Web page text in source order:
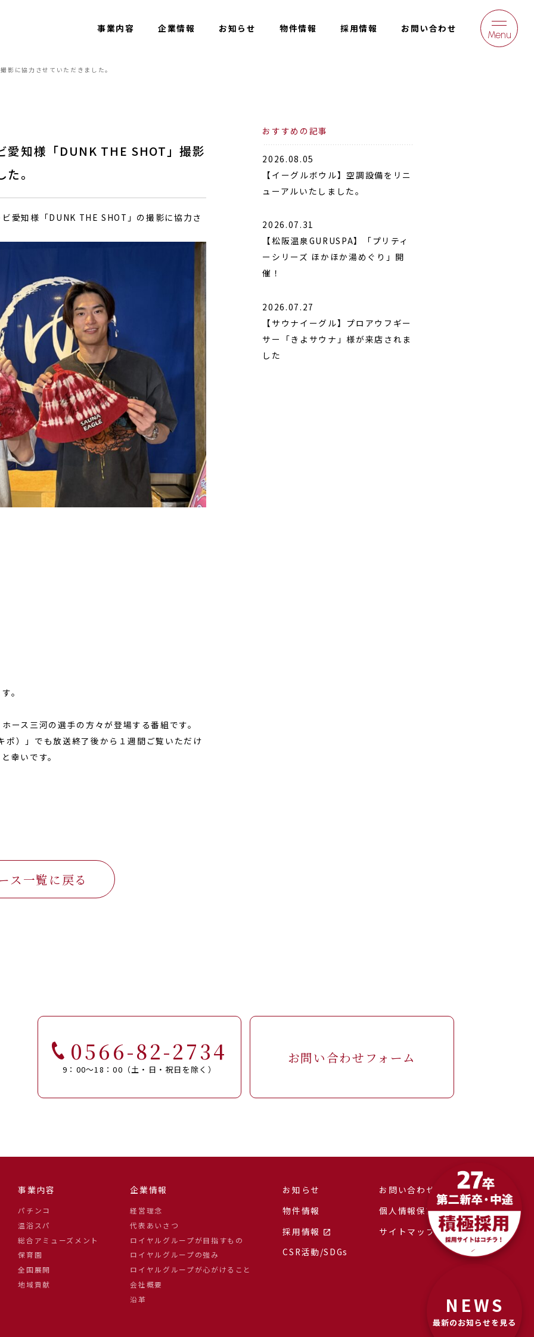
事業内容 企業情報 お知らせ 物件情報 採用情報 お問い合わせ
Menu
影に協力させていただきました。
愛知様「DUNK THE SHOT」撮影
。
愛知様「DUNK THE SHOT」の撮影に協力さ
。
ース三河の選手の方々が登場する番組です。
）」でも放送終了後から１週間ご覧いただけ
幸いです。
ス一覧に戻る
おすすめの記事
2026.08.05
【イーグルボウル】空調設備をリニ
ューアルいたしました。
2026.07.31
【松阪温泉GURUSPA】「プリティ
ーシリーズ ほかほか湯めぐり」開
催！
2026.07.27
【サウナイーグル】プロアウフギー
サー「きよサウナ」様が来店されま
した
0566-82-2734
9：00～18：00（土・日・祝日を除く）
お問い合わせフォーム
事業内容
パチンコ
温浴スパ
総合アミューズメント
保育園
全国展開
地域貢献
企業情報
経営理念
代表あいさつ
ロイヤルグループが目指すもの
ロイヤルグループの強み
ロイヤルグループが心がけること
会社概要
沿革
お知らせ
物件情報
採用情報
CSR活動/SDGs
お問い合わせ
個人情報保護方針
サイトマップ
NEWS
最新のお知らせを見る